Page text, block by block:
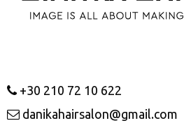
+30 210 72 10 622
danikahairsalon@gmail.com